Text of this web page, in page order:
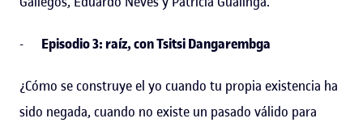
- Episodio 3: raíz, con Tsitsi Dangarembga
¿Cómo se construye el yo cuando tu propia existencia ha
sido negada, cuando no existe un pasado válido para